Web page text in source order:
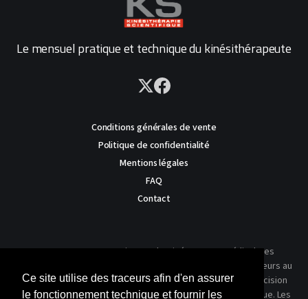
Ce site utilise des traceurs afin d'en assurer
le fonctionnement technique et fournir les
Le mensuel pratique et technique du kinésithérapeute
Conditions générales de vente
Politique de confidentialité
Mentions légales
FAQ
Contact
AVERTISSEMENT : Ce site est destiné au corps médical. Les
traitements présentés ne reflètent que l'expérience des auteurs au
moment où leur article a été publié dans notre journal. La décision
thérapeutique ne peut se prendre qu'après un examen clinique. Les